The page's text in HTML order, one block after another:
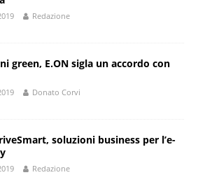
Redazione
green, E.ON sigla un accordo con
Donato Corvi
soluzioni business per l’e-
Redazione